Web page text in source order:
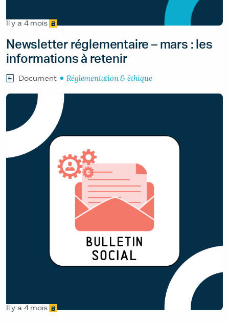
Il y a 4 mois
Newsletter réglementaire – mars : les
informations à retenir
Document Réglementation & éthique
Il y a 4 mois